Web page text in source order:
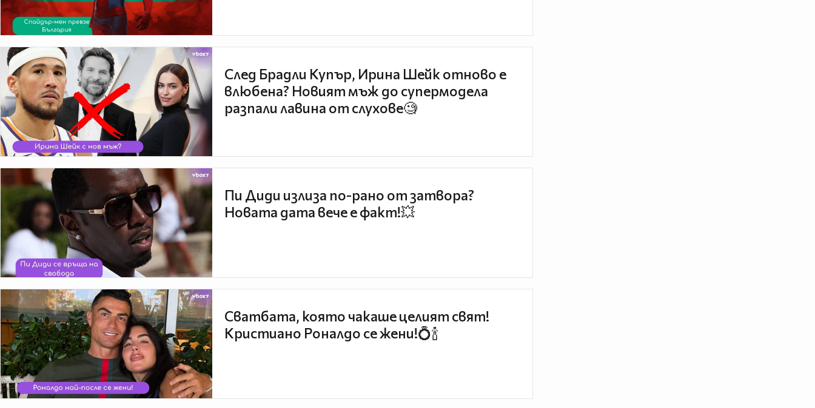
След Брадли Купър, Ирина Шейк отново е
влюбена? Новият мъж до супермодела
разпали лавина от слухове🧐
Пи Диди излиза по-рано от затвора?
Новата дата вече е факт!💥
Сватбата, която чакаше целият свят!
Кристиано Роналдо се жени!💍🍾